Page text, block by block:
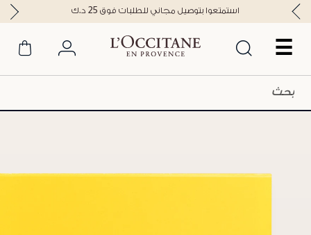
☰
استمتعوا بتوصيل مجاني للطلبات فوق 25 د.ك